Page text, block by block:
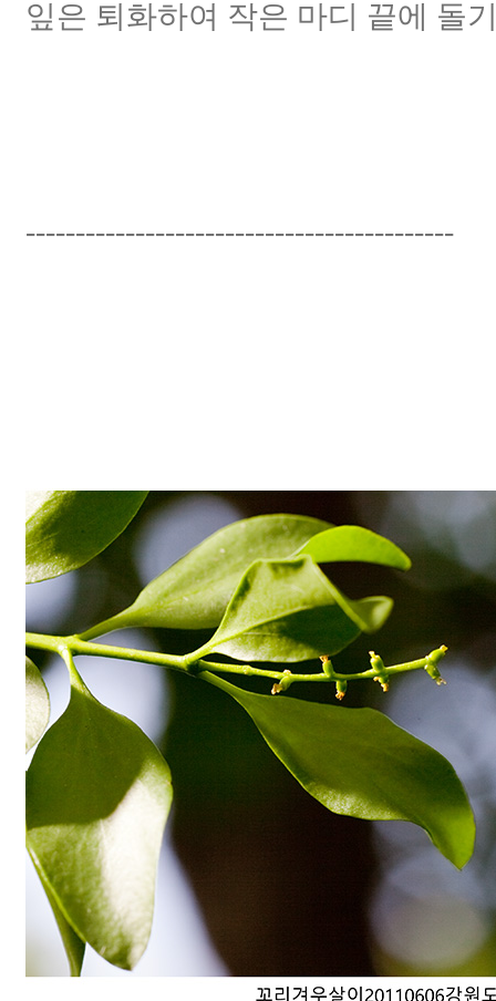
잎은 퇴화하여 작은 마디 끝에 돌
-------------------------------------------